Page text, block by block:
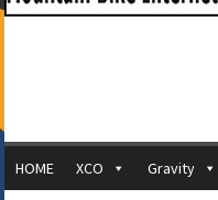
HOME XCO Gravity